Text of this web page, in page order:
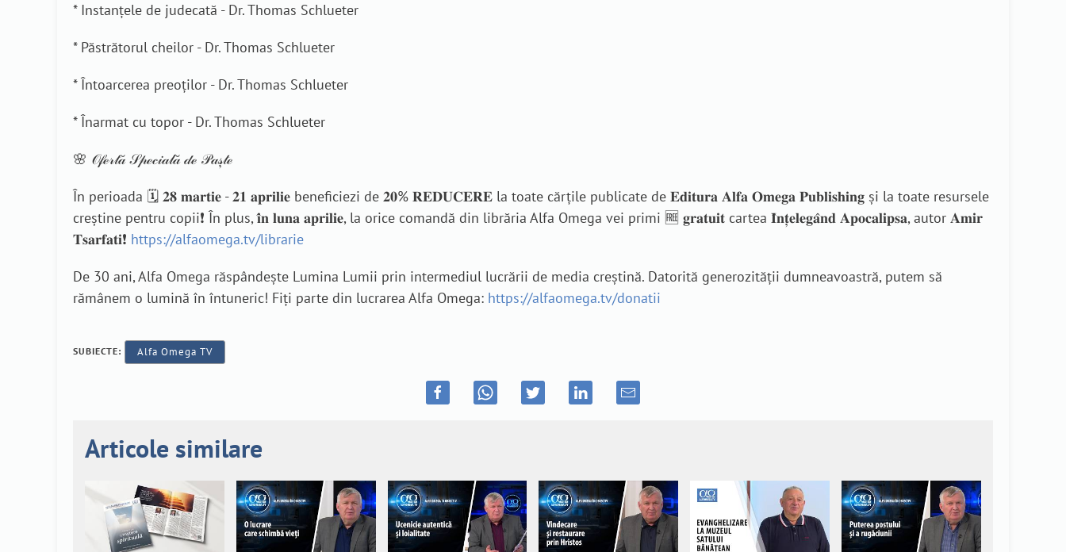
* Instanțele de judecată - Dr. Thomas Schlueter
* Păstrătorul cheilor - Dr. Thomas Schlueter
* Întoarcerea preoților - Dr. Thomas Schlueter
* Înarmat cu topor - Dr. Thomas Schlueter
🌸 𝒪𝒻ℯ𝓇𝓉𝒶̆ 𝒮𝓅ℯ𝒸𝒾𝒶𝓁𝒶̆ 𝒹ℯ 𝒫𝒶𝓈̦𝓉ℯ
În perioada 🗓️ 𝟐𝟖 𝐦𝐚𝐫𝐭𝐢𝐞 - 𝟐𝟏 𝐚𝐩𝐫𝐢𝐥𝐢𝐞 beneficiezi de 𝟐𝟎% 𝐑𝐄𝐃𝐔𝐂𝐄𝐑𝐄 la toate cărțile publicate de 𝐄𝐝𝐢𝐭𝐮𝐫𝐚 𝐀𝐥𝐟𝐚 𝐎𝐦𝐞𝐠𝐚 𝐏𝐮𝐛𝐥𝐢𝐬𝐡𝐢𝐧𝐠 și la toate resursele
creștine pentru copii❗ În plus, 𝐢̂𝐧 𝐥𝐮𝐧𝐚 𝐚𝐩𝐫𝐢𝐥𝐢𝐞, la orice comandă din librăria Alfa Omega vei primi 🆓 𝐠𝐫𝐚𝐭𝐮𝐢𝐭 cartea 𝐈̂𝐧𝐭̦𝐞𝐥𝐞𝐠𝐚̂𝐧𝐝 𝐀𝐩𝐨𝐜𝐚𝐥𝐢𝐩𝐬𝐚, autor 𝐀𝐦𝐢𝐫
𝐓𝐬𝐚𝐫𝐟𝐚𝐭𝐢❗ https://alfaomega.tv/librarie
De 30 ani, Alfa Omega răspândește Lumina Lumii prin intermediul lucrării de media creștină. Datorită generozității dumneavoastră, putem să
rămânem o lumină în întuneric! Fiți parte din lucrarea Alfa Omega: https://alfaomega.tv/donatii
SUBIECTE: Alfa Omega TV
Articole similare